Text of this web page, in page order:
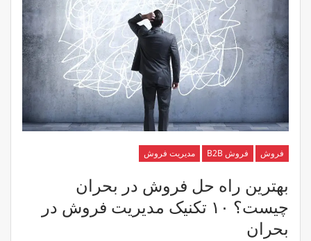
فروش فروش B2B مدیریت فروش
بهترین راه حل فروش در بحران
چیست؟ ۱۰ تکنیک مدیریت فروش در
بحران